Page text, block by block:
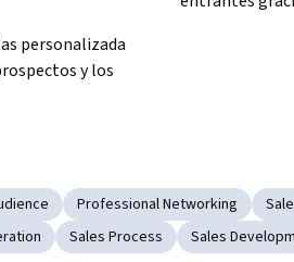
personalizada
y los
Professional Networking
Sales Process Sales